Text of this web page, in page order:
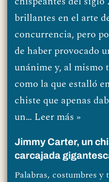
brillantes en el arte
concurrencia, pero
de haber provocado
unánime y, al mismo
como la que estalló
chiste que apenas
un… Leer más »
Jimmy Carter, un
carcajada
Palabras, costumbres y